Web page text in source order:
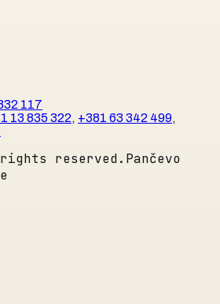
117
13 835 322, +381 63 342 499,
reserved. Pančevo